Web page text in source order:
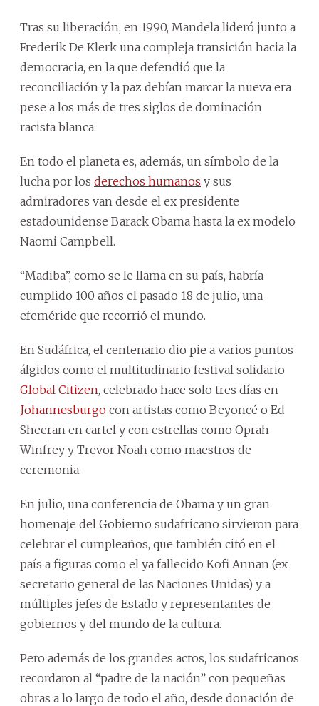
Tras su liberación, en 1990, Mandela lideró junto a
Frederik De Klerk una compleja transición hacia la
democracia, en la que defendió que la
reconciliación y la paz debían marcar la nueva era
pese a los más de tres siglos de dominación
racista blanca.
En todo el planeta es, además, un símbolo de la
lucha por los derechos humanos y sus
admiradores van desde el ex presidente
estadounidense Barack Obama hasta la ex modelo
Naomi Campbell.
“Madiba”, como se le llama en su país, habría
cumplido 100 años el pasado 18 de julio, una
efeméride que recorrió el mundo.
En Sudáfrica, el centenario dio pie a varios puntos
álgidos como el multitudinario festival solidario
Global Citizen, celebrado hace solo tres días en
Johannesburgo con artistas como Beyoncé o Ed
Sheeran en cartel y con estrellas como Oprah
Winfrey y Trevor Noah como maestros de
ceremonia.
En julio, una conferencia de Obama y un gran
homenaje del Gobierno sudafricano sirvieron para
celebrar el cumpleaños, que también citó en el
país a figuras como el ya fallecido Kofi Annan (ex
secretario general de las Naciones Unidas) y a
múltiples jefes de Estado y representantes de
gobiernos y del mundo de la cultura.
Pero además de los grandes actos, los sudafricanos
recordaron al “padre de la nación” con pequeñas
obras a lo largo de todo el año, desde donación de